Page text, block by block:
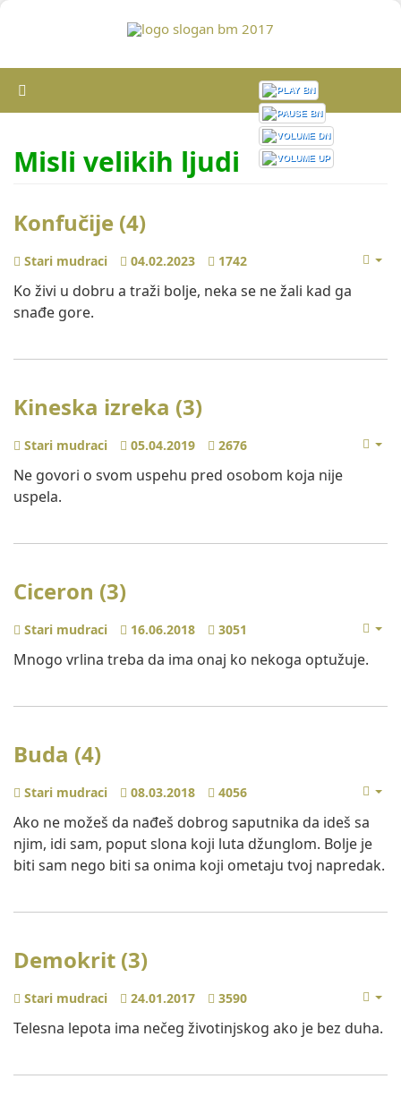
Misli velikih ljudi
Konfučije (4)
Stari mudraci 04.02.2023 1742
Ko živi u dobru a traži bolje, neka se ne žali kad ga
snađe gore.
Kineska izreka (3)
Stari mudraci 05.04.2019 2676
Ne govori o svom uspehu pred osobom koja nije
uspela.
Ciceron (3)
Stari mudraci 16.06.2018 3051
Mnogo vrlina treba da ima onaj ko nekoga optužuje.
Buda (4)
Stari mudraci 08.03.2018 4056
Ako ne možeš da nađeš dobrog saputnika da ideš sa
njim, idi sam, poput slona koji luta džunglom. Bolje je
biti sam nego biti sa onima koji ometaju tvoj napredak.
Demokrit (3)
Stari mudraci 24.01.2017 3590
Telesna lepota ima nečeg životinjskog ako je bez duha.